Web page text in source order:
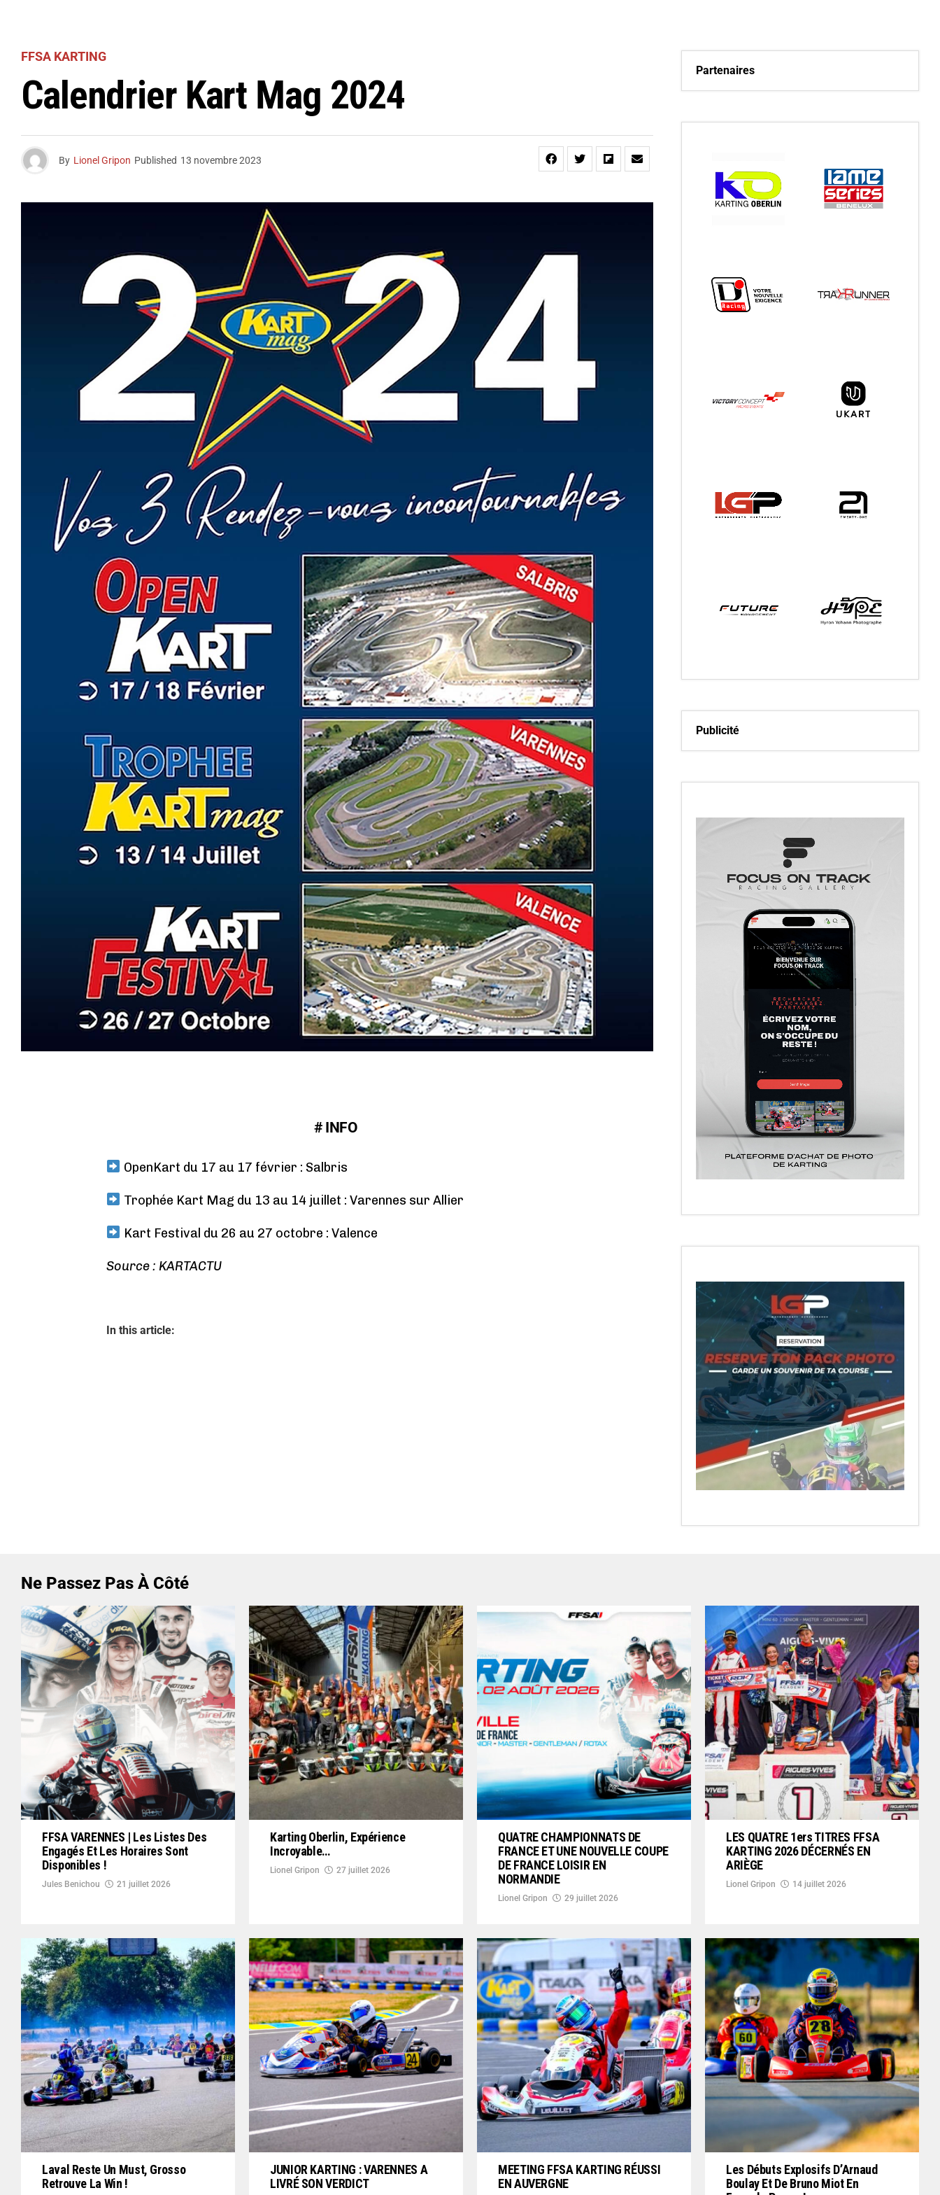
FFSA KARTING
Calendrier Kart Mag 2024
By Lionel Gripon Published 13 novembre 2023
# INFO
OpenKart du 17 au 17 février : Salbris
Trophée Kart Mag du 13 au 14 juillet : Varennes sur Allier
Kart Festival du 26 au 27 octobre : Valence
Source : KARTACTU
In this article:
Partenaires
Publicité
Ne Passez Pas À Côté
FFSA VARENNES | Les Listes Des
Engagés Et Les Horaires Sont
Disponibles !
Jules Benichou 21 juillet 2026
Karting Oberlin, Expérience
Incroyable…
Lionel Gripon 27 juillet 2026
QUATRE CHAMPIONNATS DE
FRANCE ET UNE NOUVELLE COUPE
DE FRANCE LOISIR EN
NORMANDIE
Lionel Gripon 29 juillet 2026
LES QUATRE 1ers TITRES FFSA
KARTING 2026 DÉCERNÉS EN
ARIÈGE
Lionel Gripon 14 juillet 2026
Laval Reste Un Must, Grosso
Retrouve La Win !
JUNIOR KARTING : VARENNES A
LIVRÉ SON VERDICT
MEETING FFSA KARTING RÉUSSI
EN AUVERGNE
Les Débuts Explosifs D’Arnaud
Boulay Et De Bruno Miot En